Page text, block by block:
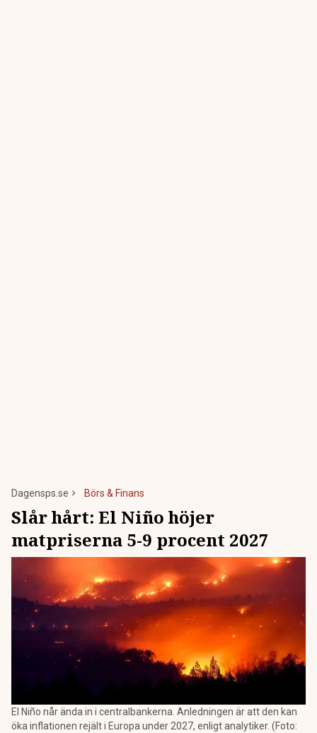
Dagensps.se Börs & Finans
Slår hårt: El Niño höjer
matpriserna 5-9 procent 2027
El Niño når ända in i centralbankerna. Anledningen är att den kan
öka inflationen rejält i Europa under 2027, enligt analytiker. (Foto: